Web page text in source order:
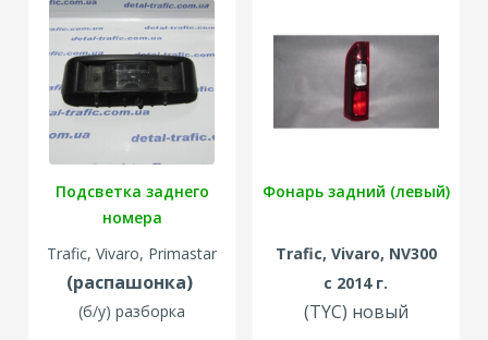
Подсветка заднего
номера
Trafic, Vivaro, Primastar
(распашонка)
(б/у) разборка
Фонарь задний (левый)
Trafic, Vivaro, NV300
с 2014 г.
(TYC) новый